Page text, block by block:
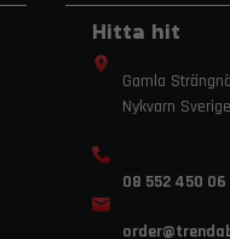
Hitta hit
Gamla
Nykvarn Sverige
08 552 450 06
order